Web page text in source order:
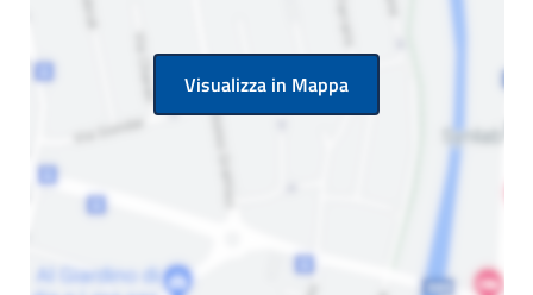
Visualizza in Mappa